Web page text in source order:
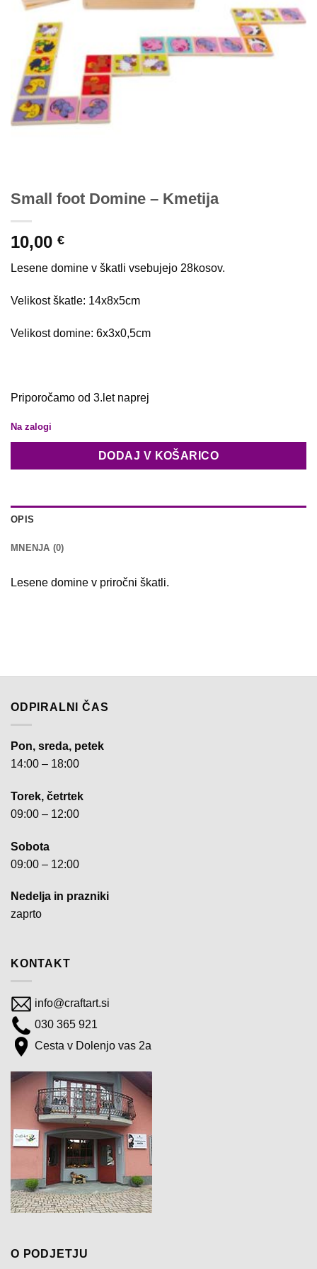
Small foot Domine – Kmetija
10,00 €
Lesene domine v škatli vsebujejo 28kosov.
Velikost škatle: 14x8x5cm
Velikost domine: 6x3x0,5cm
Priporočamo od 3.let naprej
Na zalogi
DODAJ V KOŠARICO
OPIS
MNENJA (0)
Lesene domine v priročni škatli.
ODPIRALNI ČAS
Pon, sreda, petek
14:00 – 18:00
Torek, četrtek
09:00 – 12:00
Sobota
09:00 – 12:00
Nedelja in prazniki
zaprto
KONTAKT
info@craftart.si
030 365 921
Cesta v Dolenjo vas 2a
O PODJETJU